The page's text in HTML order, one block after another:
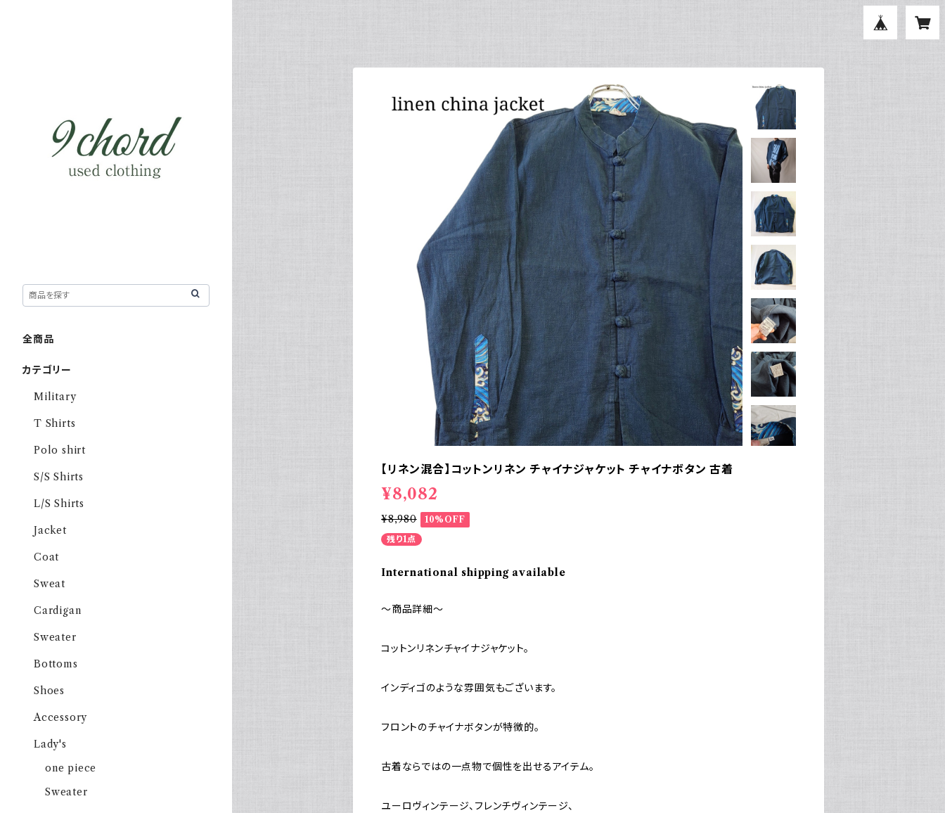
【リネン混合】コットンリネン チャイナジャケット チャイナボタン 古着
¥8,082
¥8,980
10%OFF
残り1点
International shipping available
～商品詳細～
コットンリネンチャイナジャケット。
インディゴのような雰囲気もございます。
フロントのチャイナボタンが特徴的。
古着ならではの一点物で個性を出せるアイテム。
ユーロヴィンテージ、フレンチヴィンテージ、
全商品
カテゴリー
Military
T Shirts
Polo shirt
S/S Shirts
L/S Shirts
Jacket
Coat
Sweat
Cardigan
Sweater
Bottoms
Shoes
Accessory
Lady's
one piece
Sweater